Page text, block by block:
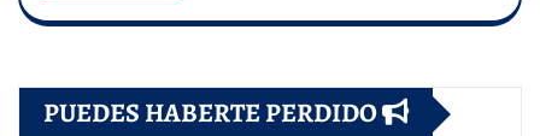
PUEDES HABERTE PERDIDO